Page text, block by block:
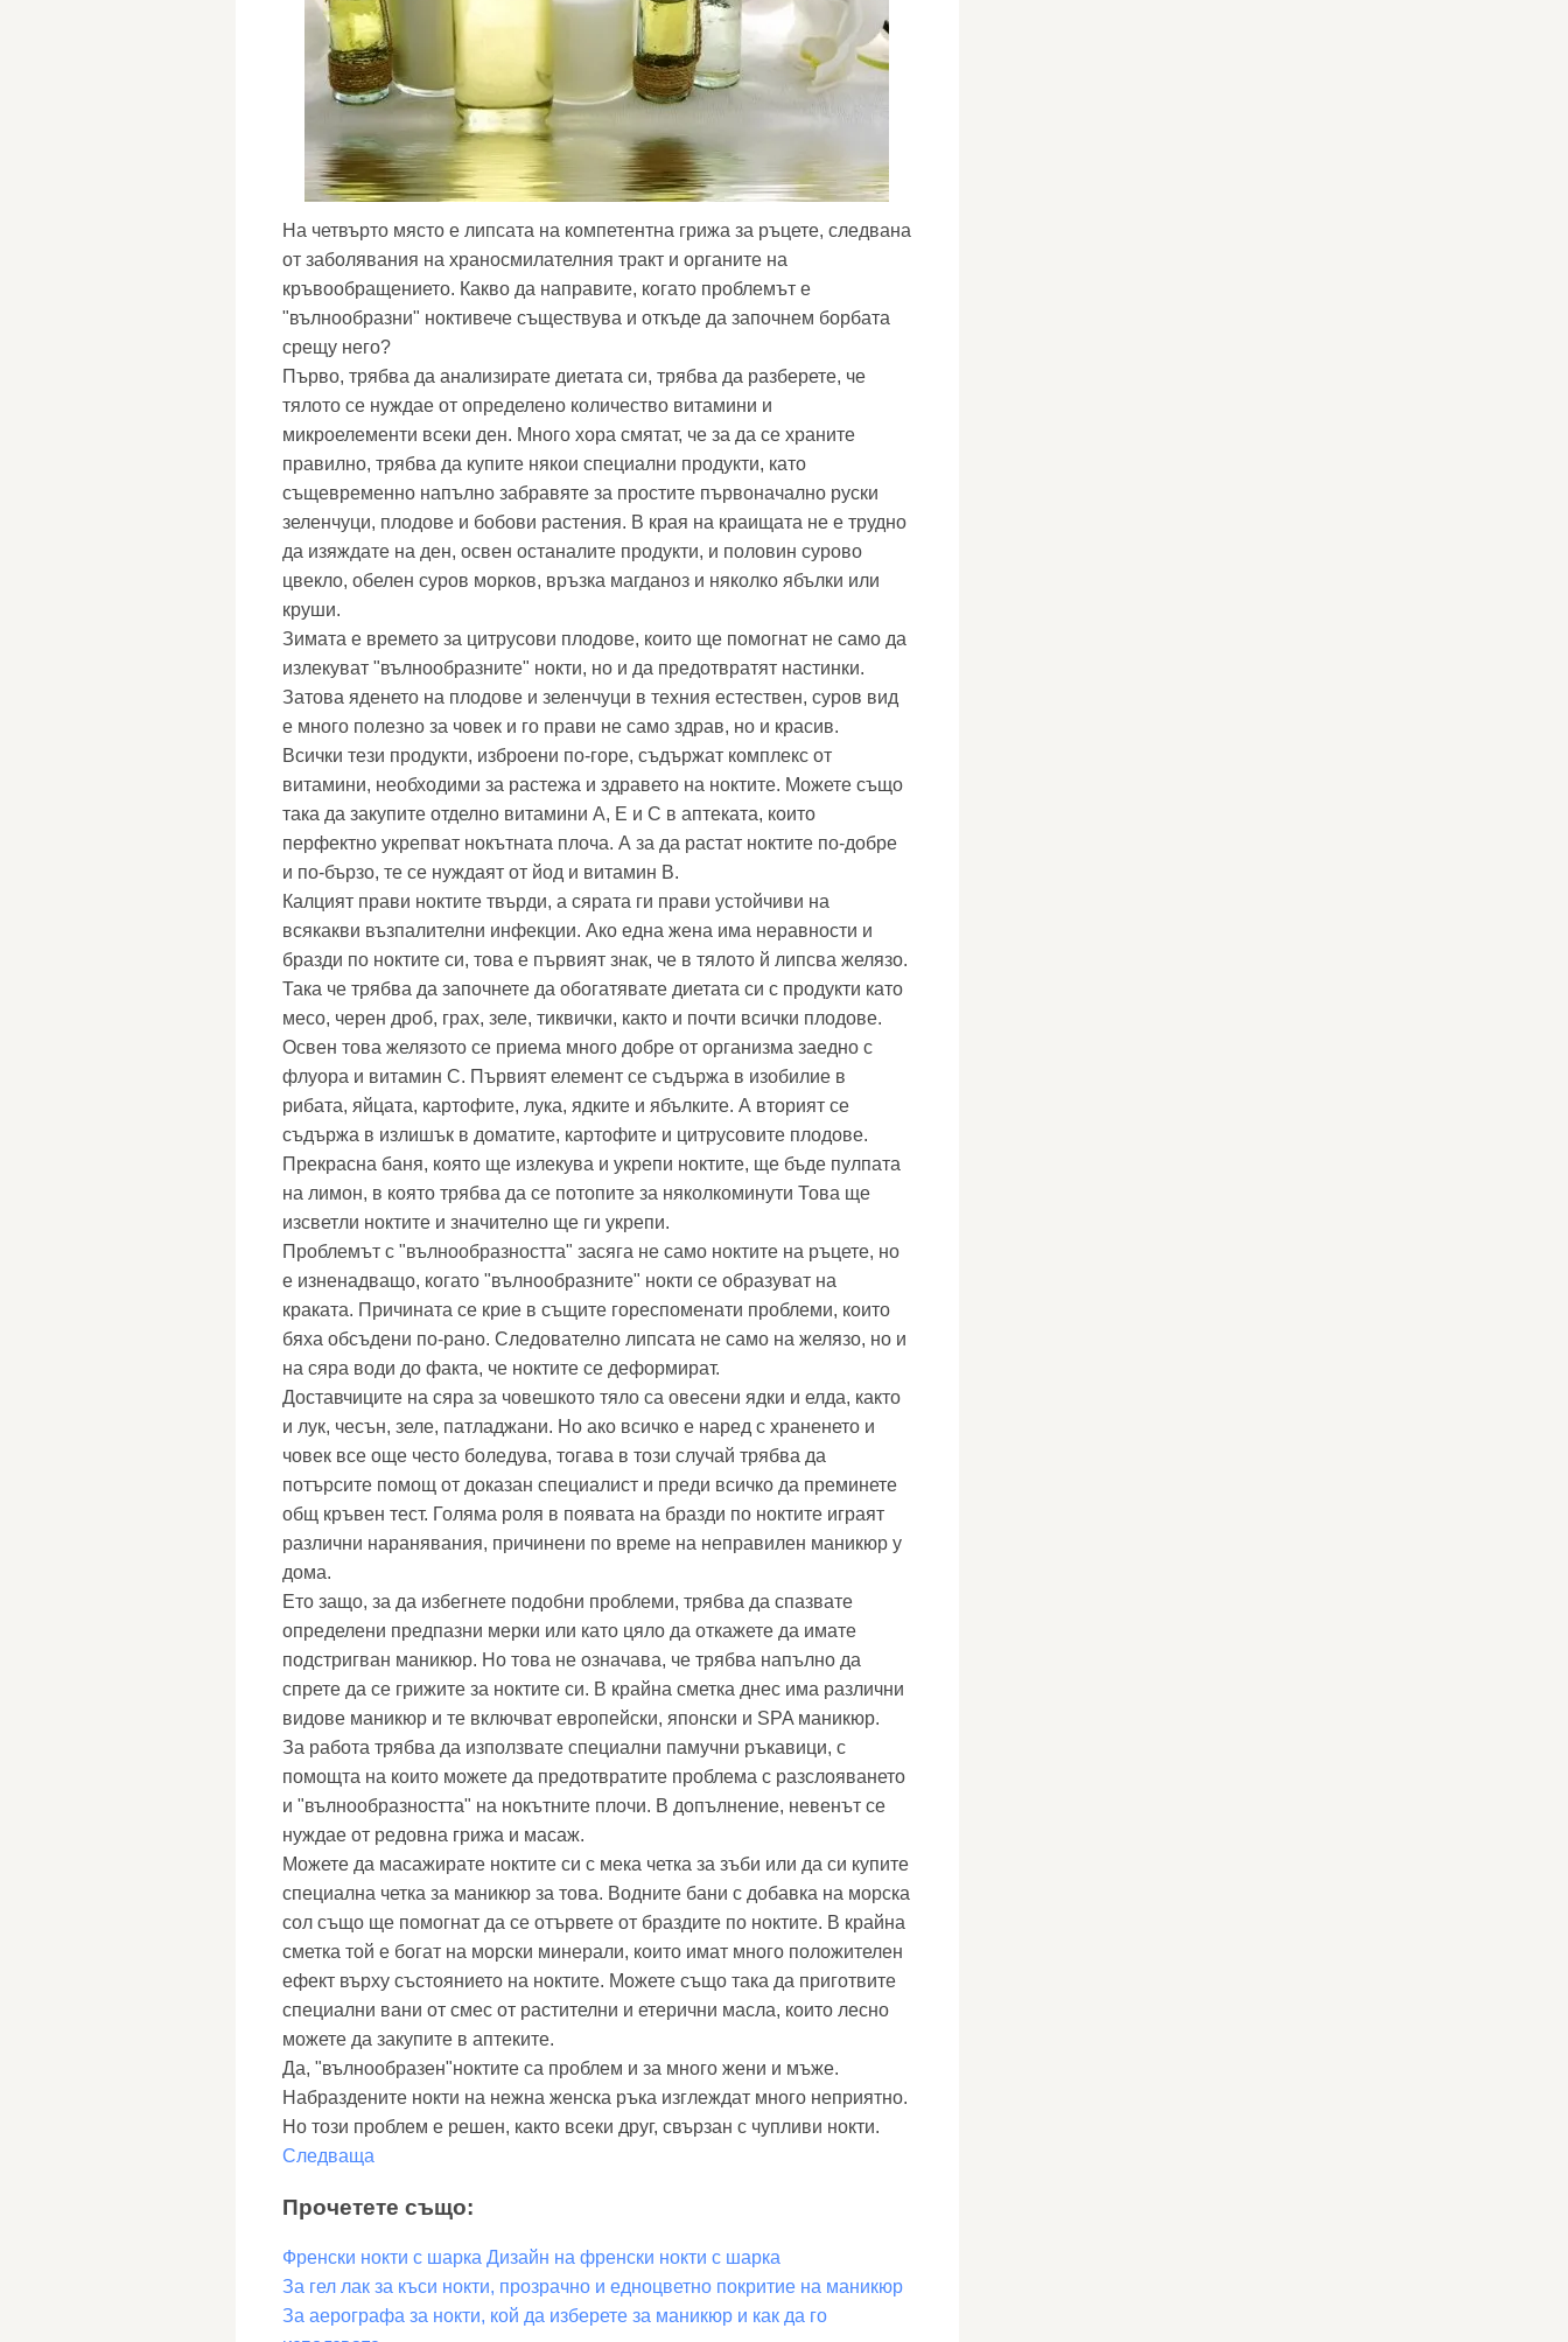
На четвърто място е липсата на компетентна грижа за ръцете, следвана
от заболявания на храносмилателния тракт и органите на
кръвообращението. Какво да направите, когато проблемът е
"вълнообразни" ноктивече съществува и откъде да започнем борбата
срещу него?
Първо, трябва да анализирате диетата си, трябва да разберете, че
тялото се нуждае от определено количество витамини и
микроелементи всеки ден. Много хора смятат, че за да се храните
правилно, трябва да купите някои специални продукти, като
същевременно напълно забравяте за простите първоначално руски
зеленчуци, плодове и бобови растения. В края на краищата не е трудно
да изяждате на ден, освен останалите продукти, и половин сурово
цвекло, обелен суров морков, връзка магданоз и няколко ябълки или
круши.
Зимата е времето за цитрусови плодове, които ще помогнат не само да
излекуват "вълнообразните" нокти, но и да предотвратят настинки.
Затова яденето на плодове и зеленчуци в техния естествен, суров вид
е много полезно за човек и го прави не само здрав, но и красив.
Всички тези продукти, изброени по-горе, съдържат комплекс от
витамини, необходими за растежа и здравето на ноктите. Можете също
така да закупите отделно витамини А, Е и С в аптеката, които
перфектно укрепват нокътната плоча. А за да растат ноктите по-добре
и по-бързо, те се нуждаят от йод и витамин В.
Калцият прави ноктите твърди, а сярата ги прави устойчиви на
всякакви възпалителни инфекции. Ако една жена има неравности и
бразди по ноктите си, това е първият знак, че в тялото й липсва желязо.
Така че трябва да започнете да обогатявате диетата си с продукти като
месо, черен дроб, грах, зеле, тиквички, както и почти всички плодове.
Освен това желязото се приема много добре от организма заедно с
флуора и витамин С. Първият елемент се съдържа в изобилие в
рибата, яйцата, картофите, лука, ядките и ябълките. А вторият се
съдържа в излишък в доматите, картофите и цитрусовите плодове.
Прекрасна баня, която ще излекува и укрепи ноктите, ще бъде пулпата
на лимон, в която трябва да се потопите за няколкоминути Това ще
изсветли ноктите и значително ще ги укрепи.
Проблемът с "вълнообразността" засяга не само ноктите на ръцете, но
е изненадващо, когато "вълнообразните" нокти се образуват на
краката. Причината се крие в същите гореспоменати проблеми, които
бяха обсъдени по-рано. Следователно липсата не само на желязо, но и
на сяра води до факта, че ноктите се деформират.
Доставчиците на сяра за човешкото тяло са овесени ядки и елда, както
и лук, чесън, зеле, патладжани. Но ако всичко е наред с храненето и
човек все още често боледува, тогава в този случай трябва да
потърсите помощ от доказан специалист и преди всичко да преминете
общ кръвен тест. Голяма роля в появата на бразди по ноктите играят
различни наранявания, причинени по време на неправилен маникюр у
дома.
Ето защо, за да избегнете подобни проблеми, трябва да спазвате
определени предпазни мерки или като цяло да откажете да имате
подстригван маникюр. Но това не означава, че трябва напълно да
спрете да се грижите за ноктите си. В крайна сметка днес има различни
видове маникюр и те включват европейски, японски и SPA маникюр.
За работа трябва да използвате специални памучни ръкавици, с
помощта на които можете да предотвратите проблема с разслояването
и "вълнообразността" на нокътните плочи. В допълнение, невенът се
нуждае от редовна грижа и масаж.
Можете да масажирате ноктите си с мека четка за зъби или да си купите
специална четка за маникюр за това. Водните бани с добавка на морска
сол също ще помогнат да се отървете от браздите по ноктите. В крайна
сметка той е богат на морски минерали, които имат много положителен
ефект върху състоянието на ноктите. Можете също така да приготвите
специални вани от смес от растителни и етерични масла, които лесно
можете да закупите в аптеките.
Да, "вълнообразен"ноктите са проблем и за много жени и мъже.
Набраздените нокти на нежна женска ръка изглеждат много неприятно.
Но този проблем е решен, както всеки друг, свързан с чупливи нокти.
Следваща
Прочетете също:
Френски нокти с шарка Дизайн на френски нокти с шарка
За гел лак за къси нокти, прозрачно и едноцветно покритие на маникюр
За аерографа за нокти, кой да изберете за маникюр и как да го